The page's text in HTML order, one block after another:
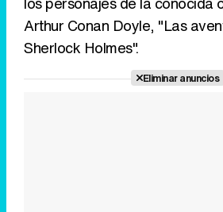
Arthur Conan Doyle, "Las
Sherlock Holmes".
Eliminar anuncios